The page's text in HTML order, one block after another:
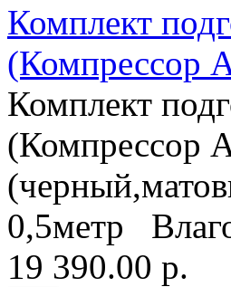
Комплект
(Компрессор
Комплект
0,5метр
19 390.00 р.